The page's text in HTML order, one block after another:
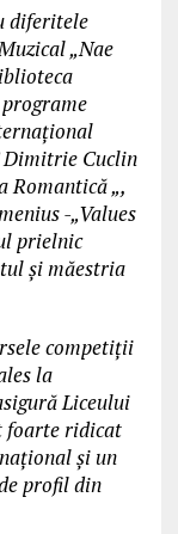
diferitele
„Nae
Dimitrie Cuclin
Romantică „,
-„Values
prielnic
și măestria
competiții
la
Liceului
foarte ridicat
și un
profil din